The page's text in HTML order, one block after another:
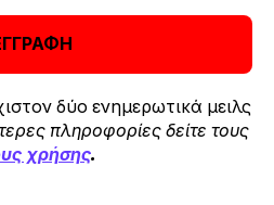
δύο ενημερωτικά μειλς
πληροφορίες δείτε τους
χρήσης.
ΣΩΜΑ
€